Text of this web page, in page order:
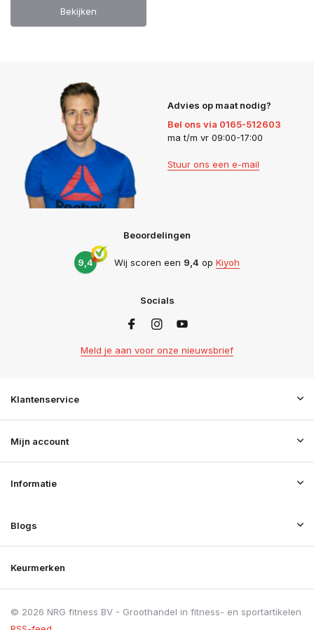
Bekijken
Advies op maat nodig?
Bel ons via 0165-512603
ma t/m vr 09:00-17:00
Stuur ons een e-mail
Beoordelingen
9,4 Wij scoren een 9,4 op Kiyoh
Socials
Meld je aan voor onze nieuwsbrief
Klantenservice
Mijn account
Informatie
Blogs
Keurmerken
© 2026 NRG fitness BV - Groothandel in fitness- en sportartikelen